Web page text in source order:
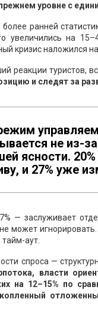
уровне с
ранней
увеличились на
кризис наложился
реакции туристов,
и следят за
не из-
ясности.
и 27% уже
— заслуживает
может
аут.
спроса —
власти
на 12–15% по